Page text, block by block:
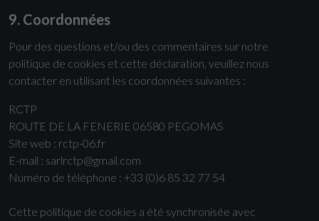
9. Coordonnées
Pour des questions et/ou des commentaires sur notre
politique de cookies et cette déclaration, veuillez nous
contacter en utilisant les coordonnées suivantes :
RCTP
ROUTE DE LA FENERIE 06580 PEGOMAS
Site web : rctp-06.fr
E-mail : sarlrctp@gmail.com
Numéro de téléphone : +33 (0)6 85 32 77 54
Cette politique de cookies a été synchronisée avec